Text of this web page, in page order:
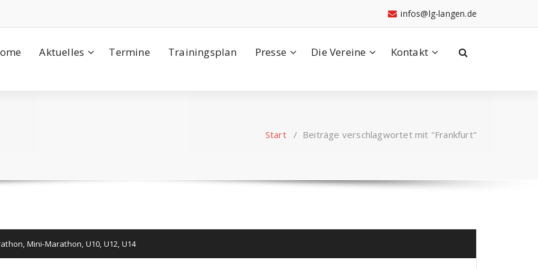
infos@lg-langen.de
Aktuelles Termine Trainingsplan Presse Die Vereine Kontakt
Start/ Beiträge verschlagwortet mit "Frankfurt"
, Mini-Marathon, U10, U12, U14